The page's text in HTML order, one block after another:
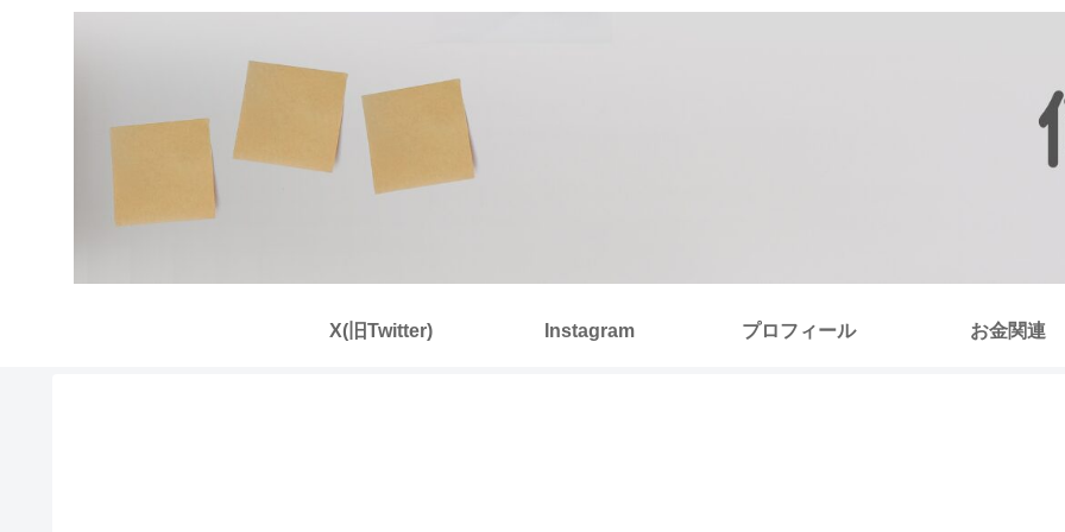
X(旧Twitter) Instagram プロフィール お金関連